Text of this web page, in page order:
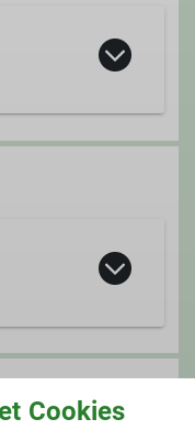
vereint
Ihren
Cookies